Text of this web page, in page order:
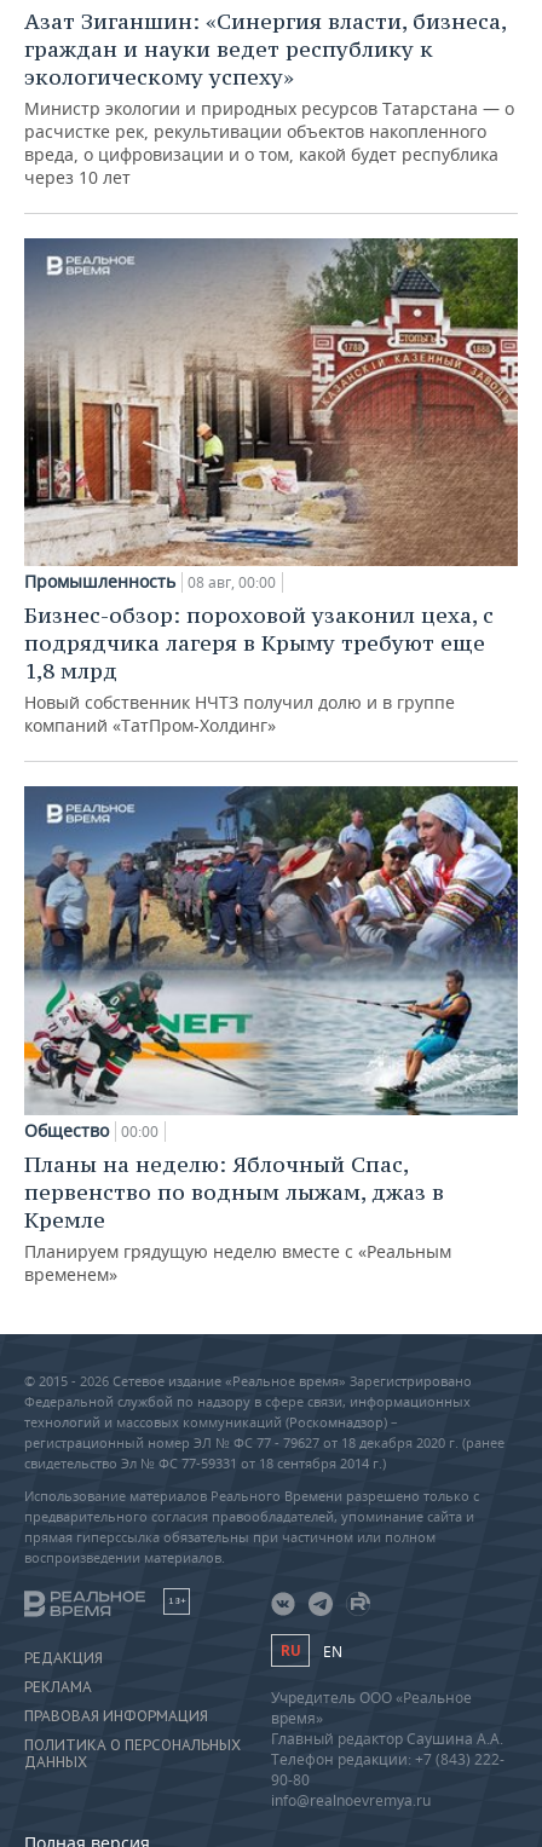
Азат Зиганшин: «Синергия власти, бизнеса,
граждан и науки ведет республику к
экологическому успеху»
Министр экологии и природных ресурсов Татарстана — о
расчистке рек, рекультивации объектов накопленного
вреда, о цифровизации и о том, какой будет республика
через 10 лет
Промышленность 08 авг, 00:00
Бизнес-обзор: пороховой узаконил цеха, с
подрядчика лагеря в Крыму требуют еще
1,8 млрд
Новый собственник НЧТЗ получил долю и в группе
компаний «ТатПром-Холдинг»
Общество 00:00
Планы на неделю: Яблочный Спас,
первенство по водным лыжам, джаз в
Кремле
Планируем грядущую неделю вместе с «Реальным
временем»
© 2015 - 2026 Сетевое издание «Реальное время» Зарегистрировано
Федеральной службой по надзору в сфере связи, информационных
технологий и массовых коммуникаций (Роскомнадзор) –
регистрационный номер ЭЛ № ФС 77 - 79627 от 18 декабря 2020 г. (ранее
свидетельство Эл № ФС 77-59331 от 18 сентября 2014 г.)
Использование материалов Реального Времени разрешено только с
предварительного согласия правообладателей, упоминание сайта и
прямая гиперссылка обязательны при частичном или полном
воспроизведении материалов.
18+
РЕДАКЦИЯ
РЕКЛАМА
ПРАВОВАЯ ИНФОРМАЦИЯ
ПОЛИТИКА О ПЕРСОНАЛЬНЫХ
ДАННЫХ
RU EN
Учредитель ООО «Реальное
время»
Главный редактор Саушина А.А.
Телефон редакции: +7 (843) 222-
90-80
info@realnoevremya.ru